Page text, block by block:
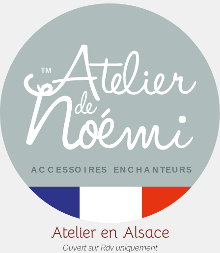
Atelier en Alsace
Ouvert sur Rdv uniquement